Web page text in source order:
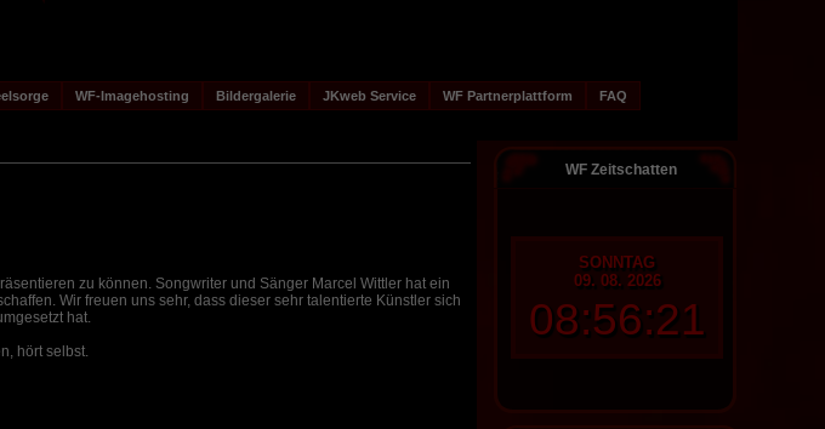
WF-Imagehosting Bildergalerie JKweb Service WF Partnerplattform FAQ
zu können. Songwriter und Sänger Marcel Wittler hat ein
Wir freuen uns sehr, dass dieser sehr talentierte Künstler sich
hat.
hört selbst.
WF Zeitschatten
SONNTAG
09. 08. 2026
08:56:22